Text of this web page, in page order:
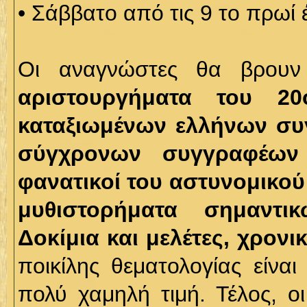
• Σάββατο από τις 9 το πρωί
Οι αναγνώστες θα
αριστουργήματα του
καταξιωμένων ελλήνων
σύγχρονων
φανατικοί του αστυνομικού
μυθιστορήματα
Δοκίμια και μελέτες,
ποικίλης θεματολογίας
πολύ χαμηλή τιμή. Τέλος,